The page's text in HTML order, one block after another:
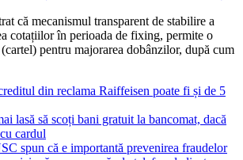
că mecanismul transparent de stabilire a
cotațiilor în perioada de fixing, permite o
pentru majorarea dobânzilor, după cum
din reclama Raiffeisen poate fi și de 5
lasă să scoți bani gratuit la bancomat, dacă
cardul
spun că e importantă prevenirea fraudelor